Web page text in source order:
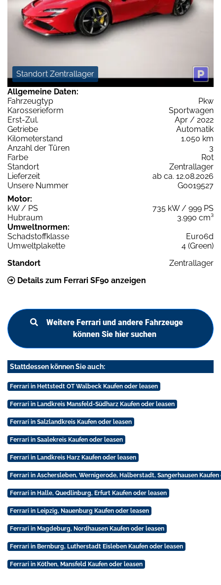
Standort Zentrallager
Allgemeine Daten:
Fahrzeugtyp
Pkw
Karosserieform
Sportwagen
Erst-Zul.
Apr / 2022
Getriebe
Automatik
Kilometerstand
1.050 km
Anzahl der Türen
3
Farbe
Rot
Standort
Zentrallager
Lieferzeit
ab ca. 12.08.2026
Unsere Nummer
G0019527
Motor:
kW / PS
735 kW / 999 PS
Hubraum
3.990 cm³
Umweltnormen:
Schadstoffklasse
Euro6d
Umweltplakette
4 (Green)
Standort
Zentrallager
Details zum Ferrari SF90 anzeigen
Weitere Ferrari und andere Fahrzeuge
können Sie hier suchen
Stattdessen können Sie auch:
Ferrari in Hettstedt OT Walbeck Kaufen oder leasen
Ferrari in Landkreis Mansfeld-Südharz Kaufen oder leasen
Ferrari in Salzlandkreis Kaufen oder leasen
Ferrari in Saalekreis Kaufen oder leasen
Ferrari in Landkreis Harz Kaufen oder leasen
Ferrari in Aschersleben, Wernigerode, Halberstadt, Sangerhausen Kaufen
Ferrari in Halle, Quedlinburg, Erfurt Kaufen oder leasen
Ferrari in Leipzig, Nauenburg Kaufen oder leasen
Ferrari in Magdeburg, Nordhausen Kaufen oder leasen
Ferrari in Bernburg, Lutherstadt Eisleben Kaufen oder leasen
Ferrari in Köthen, Mansfeld Kaufen oder leasen